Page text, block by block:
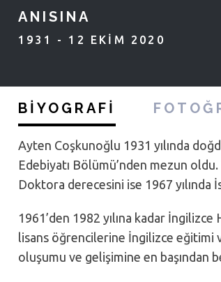
ANISINA
1931 - 12 EKIM 2020
BIYOGRAFI
Ayten Coşkunoğlu 1931 yılında
Edebiyatı Bölümü’nden mezun
Doktora derecesini ise 1967 yılında
1961’den 1982 yılına kadar İngilizce
lisans öğrencilerine İngilizce eğitimi
oluşumu ve gelişimine en başından